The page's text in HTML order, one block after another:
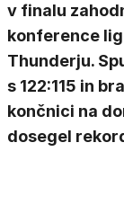
v finalu
konference
Thunderju.
s 122:115 in
končnici na
dosegel